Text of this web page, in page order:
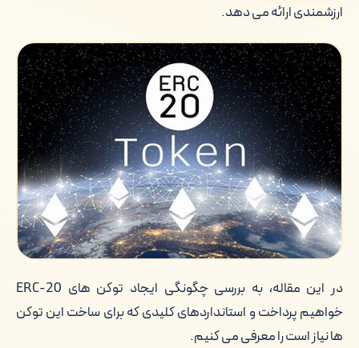
ارزشمندی ارائه می دهد.
در این مقاله، به بررسی چگونگی ایجاد توکن های ERC-20
خواهیم پرداخت و استانداردهای کلیدی که برای ساخت این توکن
ها نیاز است را معرفی می کنیم.